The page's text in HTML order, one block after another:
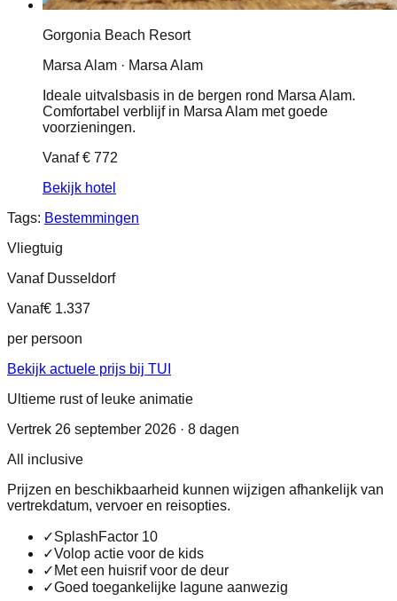
Gorgonia Beach Resort
Marsa Alam · Marsa Alam
Ideale uitvalsbasis in de bergen rond Marsa Alam.
Comfortabel verblijf in Marsa Alam met goede
voorzieningen.
Vanaf€ 772
Bekijk hotel
Tags: Bestemmingen
Vliegtuig
Vanaf Dusseldorf
Vanaf€ 1.337
per persoon
Bekijk actuele prijs bij TUI
Ultieme rust of leuke animatie
Vertrek 26 september 2026 · 8 dagen
All inclusive
Prijzen en beschikbaarheid kunnen wijzigen afhankelijk van
vertrekdatum, vervoer en reisopties.
✓SplashFactor 10
✓Volop actie voor de kids
✓ Met een huisrif voor de deur
✓Goed toegankelijke lagune aanwezig